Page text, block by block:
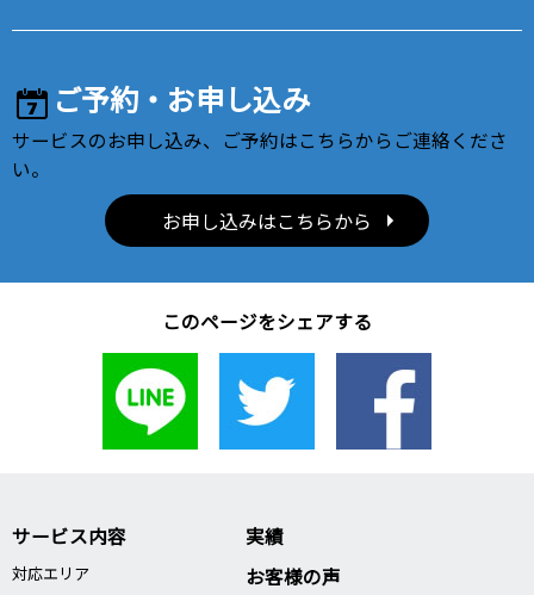
ご予約・お申し込み
サービスのお申し込み、ご予約はこちらからご連絡くださ
い。
お申し込みはこちらから
このページをシェアする
サービス内容
対応エリア
実績
お客様の声